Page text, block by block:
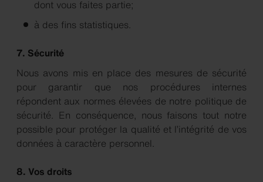
dont vous faites partie;
à des fins statistiques.
7. Sécurité
Nous avons mis en place des mesures de sécurité
pour garantir que nos procédures internes
répondent aux normes élevées de notre politique de
sécurité. En conséquence, nous faisons tout notre
possible pour protéger la qualité et l’intégrité de vos
données à caractère personnel.
8. Vos droits